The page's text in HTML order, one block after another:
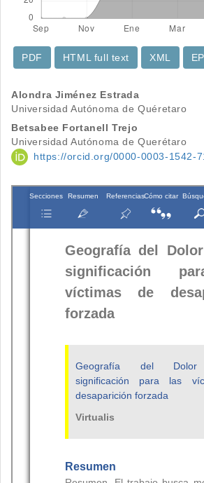
PDF
HTML full text
XML
Contenido
principal
del
artículo
Alondra Jiménez Estrada
Universidad Autónoma de Quéretaro
Betsabee Fortanell Trejo
Universidad Autónoma de Querétaro
https://orcid.org/0000-0003-1542-